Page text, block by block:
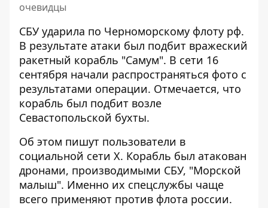
очевидцы
СБУ ударила по Черноморскому флоту рф.
В результате атаки был подбит вражеский
ракетный корабль "Самум". В сети 16
сентября начали распространяться фото с
результатами операции. Отмечается, что
корабль был подбит возле
Севастопольской бухты.
Об этом пишут пользователи в
социальной сети X. Корабль был атакован
дронами, производимыми СБУ, "Морской
малыш". Именно их спецслужбы чаще
всего применяют против флота россии.